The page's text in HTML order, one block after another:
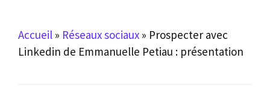
Accueil » Réseaux sociaux » Prospecter avec
Linkedin de Emmanuelle Petiau : présentation